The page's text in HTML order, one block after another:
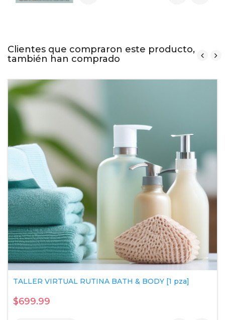
Clientes que compraron este producto,
también han comprado
TALLER VIRTUAL RUTINA BATH & BODY [1 pza]
$699.99